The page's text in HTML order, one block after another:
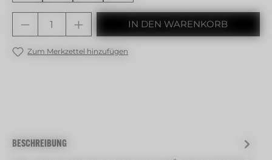
Produkt Anzahl: Gib den
IN DEN WARENKORB
Zum Merkzettel hinzufügen
BESCHREIBUNG